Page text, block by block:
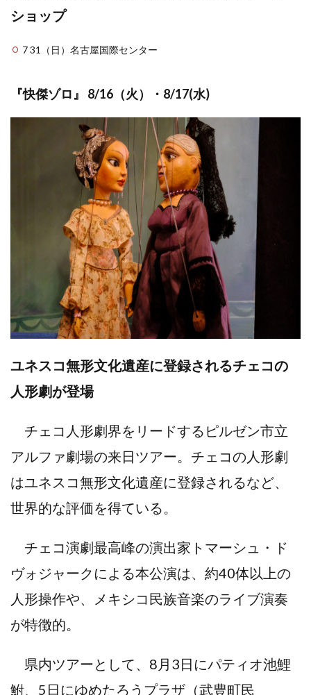
ショップ
7 31（日）名古屋国際センター
『快傑ゾロ』 8/16（火）・8/17(水)
ユネスコ無形文化遺産に登録されるチェコの
人形劇が登場
チェコ人形劇界をリードするピルゼン市立
アルファ劇場の来日ツアー。チェコの人形劇
はユネスコ無形文化遺産に登録されるなど、
世界的な評価を得ている。
チェコ演劇最高峰の演出家トマーシュ・ド
ヴォジャークによる本公演は、約40体以上の
人形操作や、メキシコ民族音楽のライブ演奏
が特徴的。
県内ツアーとして、8月3日にパティオ池鯉
鮒、5日にゆめたろうプラザ（武豊町民